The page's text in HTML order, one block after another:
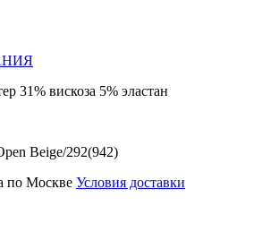
31% вискоза 5% эластан
Beige/292(942)
по Москве Условия доставки